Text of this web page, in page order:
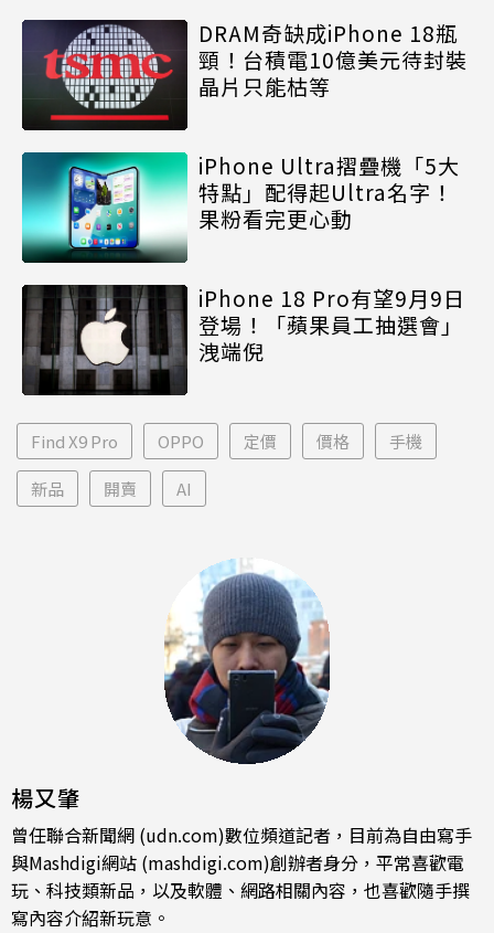
DRAM奇缺成iPhone 18瓶
頸！台積電10億美元待封裝
晶片只能枯等
iPhone Ultra摺疊機「5大
特點」配得起Ultra名字！
果粉看完更心動
iPhone 18 Pro有望9月9日
登場！「蘋果員工抽選會」
洩端倪
Find X9 Pro OPPO 定價 價格 手機
新品 開賣 AI
楊又肇
曾任聯合新聞網 (udn.com)數位頻道記者，目前為自由寫手
與Mashdigi網站 (mashdigi.com)創辦者身分，平常喜歡電
玩、科技類新品，以及軟體、網路相關內容，也喜歡隨手撰
寫內容介紹新玩意。